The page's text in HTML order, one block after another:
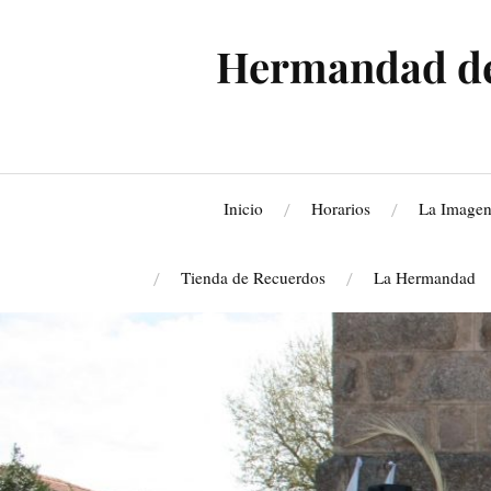
Hermandad
Inicio Horarios La Imagen
Tienda de Recuerdos La Hermandad